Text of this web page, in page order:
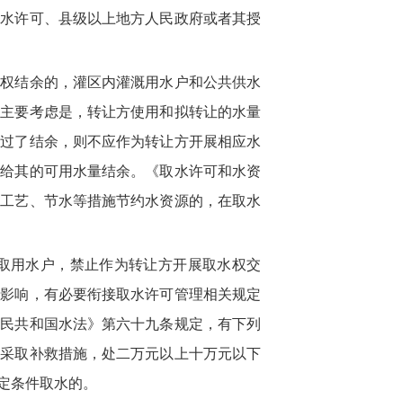
许可、县级以上地方人民政府或者其授
结余的，灌区内灌溉用水户和公共供水
要考虑是，转让方使用和拟转让的水量
了结余，则不应作为转让方开展相应水
其的可用水量结余。《取水许可和水资
艺、节水等措施节约水资源的，在取水
用水户，禁止作为转让方开展取水权交
响，有必要衔接取水许可管理相关规定
共和国水法》第六十九条规定，有下列
取补救措施，处二万元以上十万元以下
件取水的。